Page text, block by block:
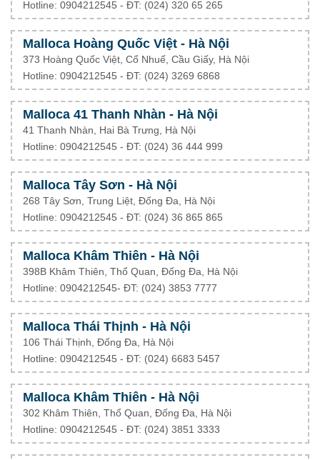
Hotline: 0904212545 - ĐT: (024) 320 65 265
Malloca Hoàng Quốc Việt - Hà Nội
373 Hoàng Quốc Việt, Cổ Nhuế, Cầu Giấy, Hà Nội
Hotline: 0904212545 - ĐT: (024) 3269 6868
Malloca 41 Thanh Nhàn - Hà Nội
41 Thanh Nhàn, Hai Bà Trưng, Hà Nội
Hotline: 0904212545 - ĐT: (024) 36 444 999
Malloca Tây Sơn - Hà Nội
268 Tây Sơn, Trung Liệt, Đống Đa, Hà Nội
Hotline: 0904212545 - ĐT: (024) 36 865 865
Malloca Khâm Thiên - Hà Nội
398B Khâm Thiên, Thổ Quan, Đống Đa, Hà Nội
Hotline: 0904212545- ĐT: (024) 3853 7777
Malloca Thái Thịnh - Hà Nội
106 Thái Thịnh, Đống Đa, Hà Nội
Hotline: 0904212545 - ĐT: (024) 6683 5457
Malloca Khâm Thiên - Hà Nội
302 Khâm Thiên, Thổ Quan, Đống Đa, Hà Nội
Hotline: 0904212545 - ĐT: (024) 3851 3333